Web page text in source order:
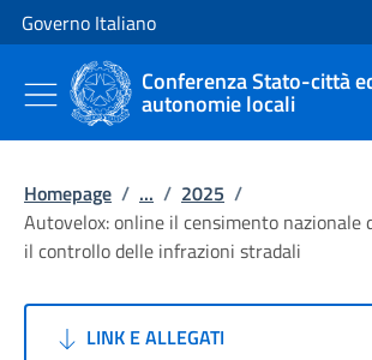
Vai al contenuto
Vai alla navigazione del sito
Governo Italiano
Conferenza Stato-città
autonomie locali
Homepage / ... / 2025 /
Autovelox: online il censimento nazionale
il controllo delle infrazioni stradali
LINK E ALLEGATI